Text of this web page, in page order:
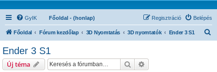
GyIK Főoldal - (honlap) Belépés
Regisztráció
Főoldal Fórum kezdőlap 3D Nyomtatás 3D nyomtatók Ender 3 S1
Ender 3 S1
Új téma Keresés